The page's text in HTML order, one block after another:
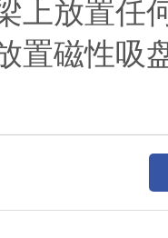
上放置任
置磁性吸